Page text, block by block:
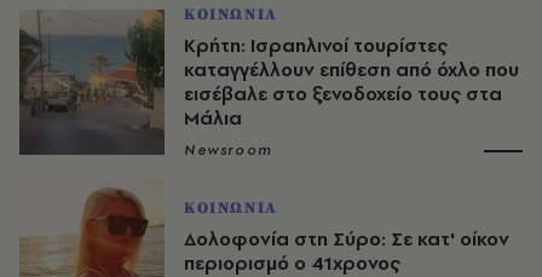
ΚΟΙΝΩΝΙΑ
Κρήτη: Ισραηλινοί τουρίστες
καταγγέλλουν επίθεση από όχλο που
εισέβαλε στο ξενοδοχείο τους στα
Μάλια
Newsroom
ΚΟΙΝΩΝΙΑ
Δολοφονία στη Σύρο: Σε κατ' οίκον
περιορισμό ο 41χρονος